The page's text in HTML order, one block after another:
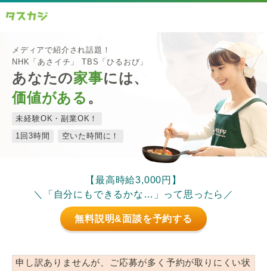
メディアで紹介され話題！
NHK「あさイチ」 TBS「ひるおび」
あなたの家事には、
価値がある 。
未経験OK・副業OK！
1回3時間
空いた時間に！
【最高時給3,000円】
＼「自分にもできるかな…」って思ったら／
無料説明&面談を予約する
申し訳ありませんが、ご応募が多く予約が取りにくい状